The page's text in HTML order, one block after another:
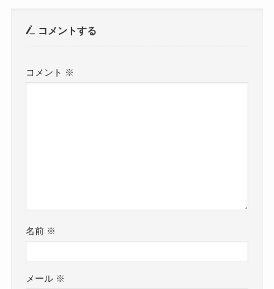
コメントする
コメント ※
名前 ※
メール ※